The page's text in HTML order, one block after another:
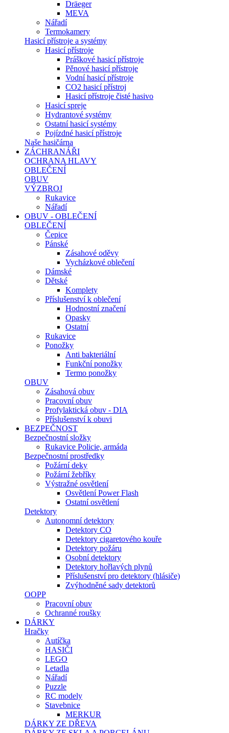
Dräeger
MEVA
Nářadí
Termokamery
Hasicí přístroje a systémy
Hasicí přístroje
Práškové hasicí přístroje
Pěnové hasicí přístroje
Vodní hasicí přístroje
CO2 hasicí přístroj
Hasicí přístroje čisté hasivo
Hasicí spreje
Hydrantové systémy
Ostatní hasicí systémy
Pojízdné hasicí přístroje
Naše hasičárna
ZÁCHRANÁŘI
OCHRANA HLAVY
OBLEČENÍ
OBUV
VÝZBROJ
Rukavice
Nářadí
OBUV - OBLEČENÍ
OBLEČENÍ
Čepice
Pánské
Zásahové oděvy
Vycházkové oblečení
Dámské
Dětské
Komplety
Příslušenství k oblečení
Hodnostní značení
Opasky
Ostatní
Rukavice
Ponožky
Anti bakteriální
Funkční ponožky
Termo ponožky
OBUV
Zásahová obuv
Pracovní obuv
Profylaktická obuv - DIA
Příslušenství k obuvi
BEZPEČNOST
Bezpečnostní složky
Rukavice Policie, armáda
Bezpečnostní prostředky
Požární deky
Požární žebříky
Výstražné osvětlení
Osvětlení Power Flash
Ostatní osvětlení
Detektory
Autonomní detektory
Detektory CO
Detektory cigaretového kouře
Detektory požáru
Osobní detektory
Detektory hořlavých plynů
Příslušenství pro detektory (hlásiče)
Zvýhodněné sady detektorů
OOPP
Pracovní obuv
Ochranné roušky
DÁRKY
Hračky
Autíčka
HASIČI
LEGO
Letadla
Nářadí
Puzzle
RC modely
Stavebnice
MERKUR
DÁRKY ZE DŘEVA